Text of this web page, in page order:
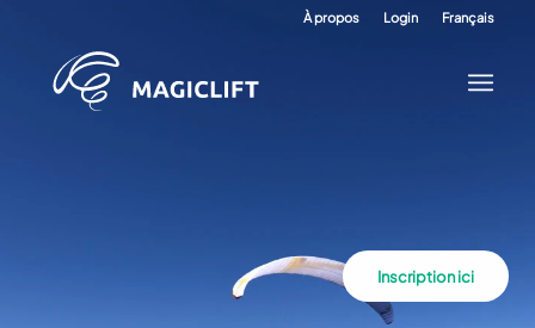
À propos Login Français
Inscription ici